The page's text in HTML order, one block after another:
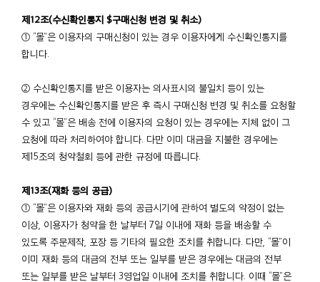
제12조(수신확인통지 $구매신청 변경 및 취소)
① “몰”은 이용자의 구매신청이 있는 경우 이용자에게 수신확인통지를
합니다.
② 수신확인통지를 받은 이용자는 의사표시의 불일치 등이 있는
경우에는 수신확인통지를 받은 후 즉시 구매신청 변경 및 취소를 요청할
수 있고 “몰”은 배송 전에 이용자의 요청이 있는 경우에는 지체 없이 그
요청에 따라 처리하여야 합니다. 다만 이미 대금을 지불한 경우에는
제15조의 청약철회 등에 관한 규정에 따릅니다.
제13조(재화 등의 공급)
① “몰”은 이용자와 재화 등의 공급시기에 관하여 별도의 약정이 없는
이상, 이용자가 청약을 한 날부터 7일 이내에 재화 등을 배송할 수
있도록 주문제작, 포장 등 기타의 필요한 조치를 취합니다. 다만, “몰”이
이미 재화 등의 대금의 전부 또는 일부를 받은 경우에는 대금의 전부
또는 일부를 받은 날부터 3영업일 이내에 조치를 취합니다. 이때 “몰”은